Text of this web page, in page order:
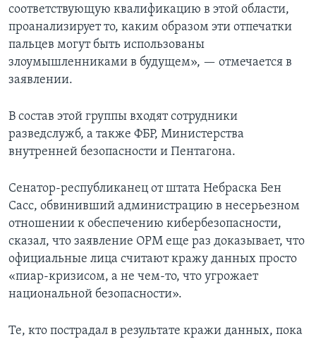
соответствующую квалификацию в этой области,
проанализирует то, каким образом эти отпечатки
пальцев могут быть использованы
злоумышленниками в будущем», — отмечается в
заявлении.
В состав этой группы входят сотрудники
разведслужб, а также ФБР, Министерства
внутренней безопасности и Пентагона.
Сенатор-республиканец от штата Небраска Бен
Сасс, обвинивший администрацию в несерьезном
отношении к обеспечению кибербезопасности,
сказал, что заявление ОРМ еще раз доказывает, что
официальные лица считают кражу данных просто
«пиар-кризисом, а не чем-то, что угрожает
национальной безопасности».
Те, кто пострадал в результате кражи данных, пока